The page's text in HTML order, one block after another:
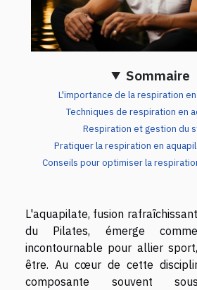
Sommaire
L'importance de la respiration
Techniques de respiration en
Respiration et gestion du
Pratiquer la respiration en
Conseils pour optimiser la
L'aquapilate, fusion
du Pilates, émerge
incontournable pour allier
être. Au cœur de cette
composante souvent